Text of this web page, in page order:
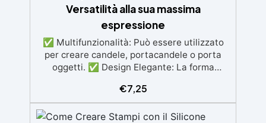
Versatilità alla sua massima
espressione
✅ Multifunzionalità: Può essere utilizzato
per creare candele, portacandele o porta
oggetti. ✅ Design Elegante: La forma
adatta a qualsiasi arredamento. ✅
Flessibilità Creativa: Perfetto per candele,
resine, saponi e altri progetti artigianali. ✅
€7,25